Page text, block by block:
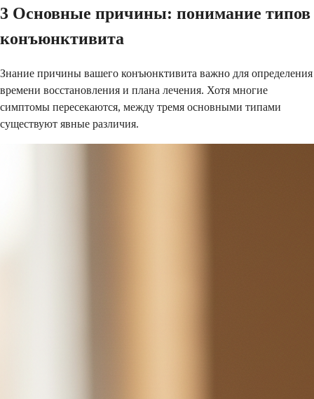
3 Основные причины: понимание типов
конъюнктивита
Знание причины вашего конъюнктивита важно для определения
времени восстановления и плана лечения. Хотя многие
симптомы пересекаются, между тремя основными типами
существуют явные различия.